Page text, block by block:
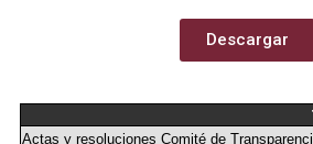
Descargar